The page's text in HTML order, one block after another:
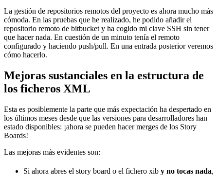
La gestión de repositorios remotos del proyecto es ahora mucho más
cómoda. En las pruebas que he realizado, he podido añadir el
repositorio remoto de bitbucket y ha cogido mi clave SSH sin tener
que hacer nada. En cuestión de un minuto tenía el remoto
configurado y haciendo push/pull. En una entrada posterior veremos
cómo hacerlo.
Mejoras sustanciales en la estructura de
los ficheros XML
Esta es posiblemente la parte que más expectación ha despertado en
los últimos meses desde que las versiones para desarrolladores han
estado disponibles: ¡ahora se pueden hacer merges de los Story
Boards!
Las mejoras más evidentes son:
Si ahora abres el story board o el fichero xib y no tocas nada,